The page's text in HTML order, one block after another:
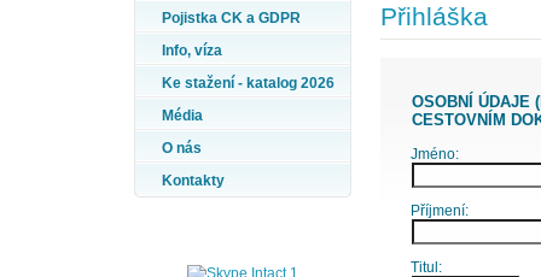
Pojistka CK a GDPR
Info, víza
Ke stažení - katalog 2026
Média
O nás
Kontakty
Přihláška
OSOBNÍ ÚDAJE (PŘÍJMENÍ A JMÉNO VYPLŇTE PODLE ÚDAJŮ VE VAŠEM
CESTOVNÍM
Jméno:
Příjmení:
Titul: